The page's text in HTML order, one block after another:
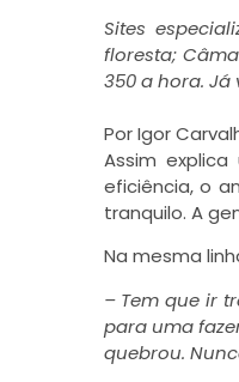
Sites
floresta;
350 a hora.
Por Igor
Assim
eficiência, o
tranquilo. A
Na mesma
– Tem que ir
para uma
quebrou.